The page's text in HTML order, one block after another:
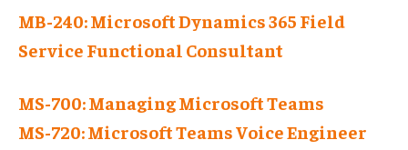
MB-240: Microsoft Dynamics 365 Field
Service Functional Consultant
MS-700: Managing Microsoft Teams
MS-720: Microsoft Teams Voice Engineer